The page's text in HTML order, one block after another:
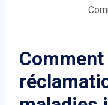
Comment